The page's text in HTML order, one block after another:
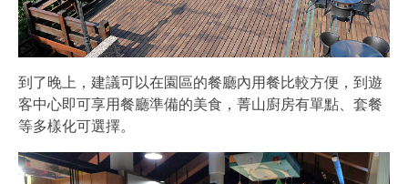
到了晚上，建議可以在園區的餐廳內用餐比較方便，到遊
客中心即可享用餐廳準備的美食，菁山廚房有單點、套餐
等多樣化可選擇。